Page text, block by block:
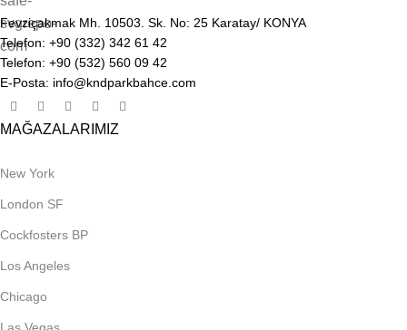
Fevziçakmak Mh. 10503. Sk. No: 25 Karatay/ KONYA
Telefon: +90 (332) 342 61 42
Telefon: +90 (532) 560 09 42
E-Posta: info@kndparkbahce.com
MAĞAZALARIMIZ
New York
London SF
Cockfosters BP
Los Angeles
Chicago